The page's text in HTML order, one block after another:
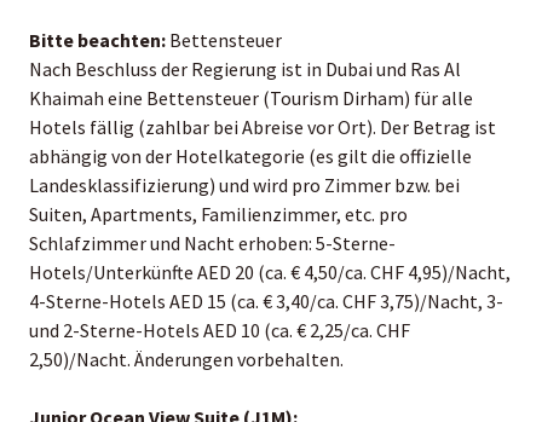
Bitte beachten: Bettensteuer
Nach Beschluss der Regierung ist in Dubai und Ras Al
Khaimah eine Bettensteuer (Tourism Dirham) für alle
Hotels fällig (zahlbar bei Abreise vor Ort). Der Betrag ist
abhängig von der Hotelkategorie (es gilt die offizielle
Landesklassifizierung) und wird pro Zimmer bzw. bei
Suiten, Apartments, Familienzimmer, etc. pro
Schlafzimmer und Nacht erhoben: 5-Sterne-
Hotels/Unterkünfte AED 20 (ca. € 4,50/ca. CHF 4,95)/Nacht,
4-Sterne-Hotels AED 15 (ca. € 3,40/ca. CHF 3,75)/Nacht, 3-
und 2-Sterne-Hotels AED 10 (ca. € 2,25/ca. CHF
2,50)/Nacht. Änderungen vorbehalten.
Junior Ocean View Suite (J1M):